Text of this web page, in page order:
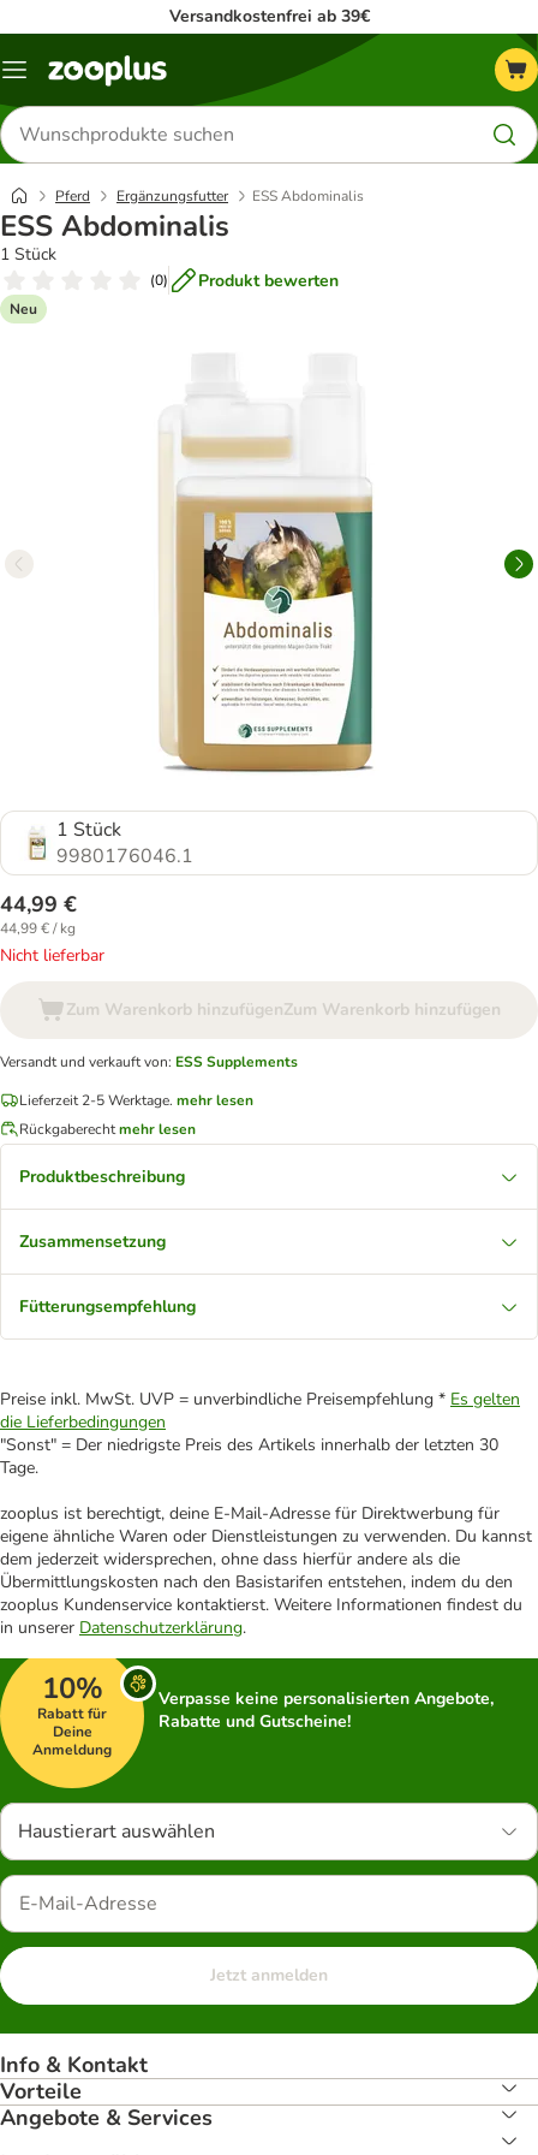
Versandkostenfrei ab 39€
Menü
Produkte
suchen
Pferd Ergänzungsfutter ESS Abdominalis
ESS Abdominalis
1 Stück
(0) Produkt bewerten
Neu
1 Stück
9980176046.1
44,99 €
44,99 € / kg
Nicht lieferbar
Zum Warenkorb hinzufügenZum Warenkorb hinzufügen
Versandt und verkauft von: ESS Supplements
Lieferzeit 2-5 Werktage. mehr lesen
Rückgaberechtmehr lesen
Produktbeschreibung
Zusammensetzung
Fütterungsempfehlung
Preise inkl. MwSt. UVP = unverbindliche Preisempfehlung * Es gelten
die Lieferbedingungen
"Sonst" = Der niedrigste Preis des Artikels innerhalb der letzten 30
Tage.
zooplus ist berechtigt, deine E-Mail-Adresse für Direktwerbung für
eigene ähnliche Waren oder Dienstleistungen zu verwenden. Du kannst
dem jederzeit widersprechen, ohne dass hierfür andere als die
Übermittlungskosten nach den Basistarifen entstehen, indem du den
zooplus Kundenservice kontaktierst. Weitere Informationen findest du
in unserer Datenschutzerklärung.
10%
Rabatt für
Deine
Anmeldung
Verpasse keine personalisierten Angebote,
Rabatte und Gutscheine!
Haustierart auswählen
Jetzt anmelden
Info & Kontakt
Vorteile
Angebote & Services